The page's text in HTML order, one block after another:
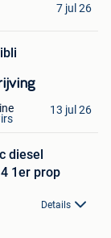
7 jul 26
13 jul 26
diesel
1er prop
Details